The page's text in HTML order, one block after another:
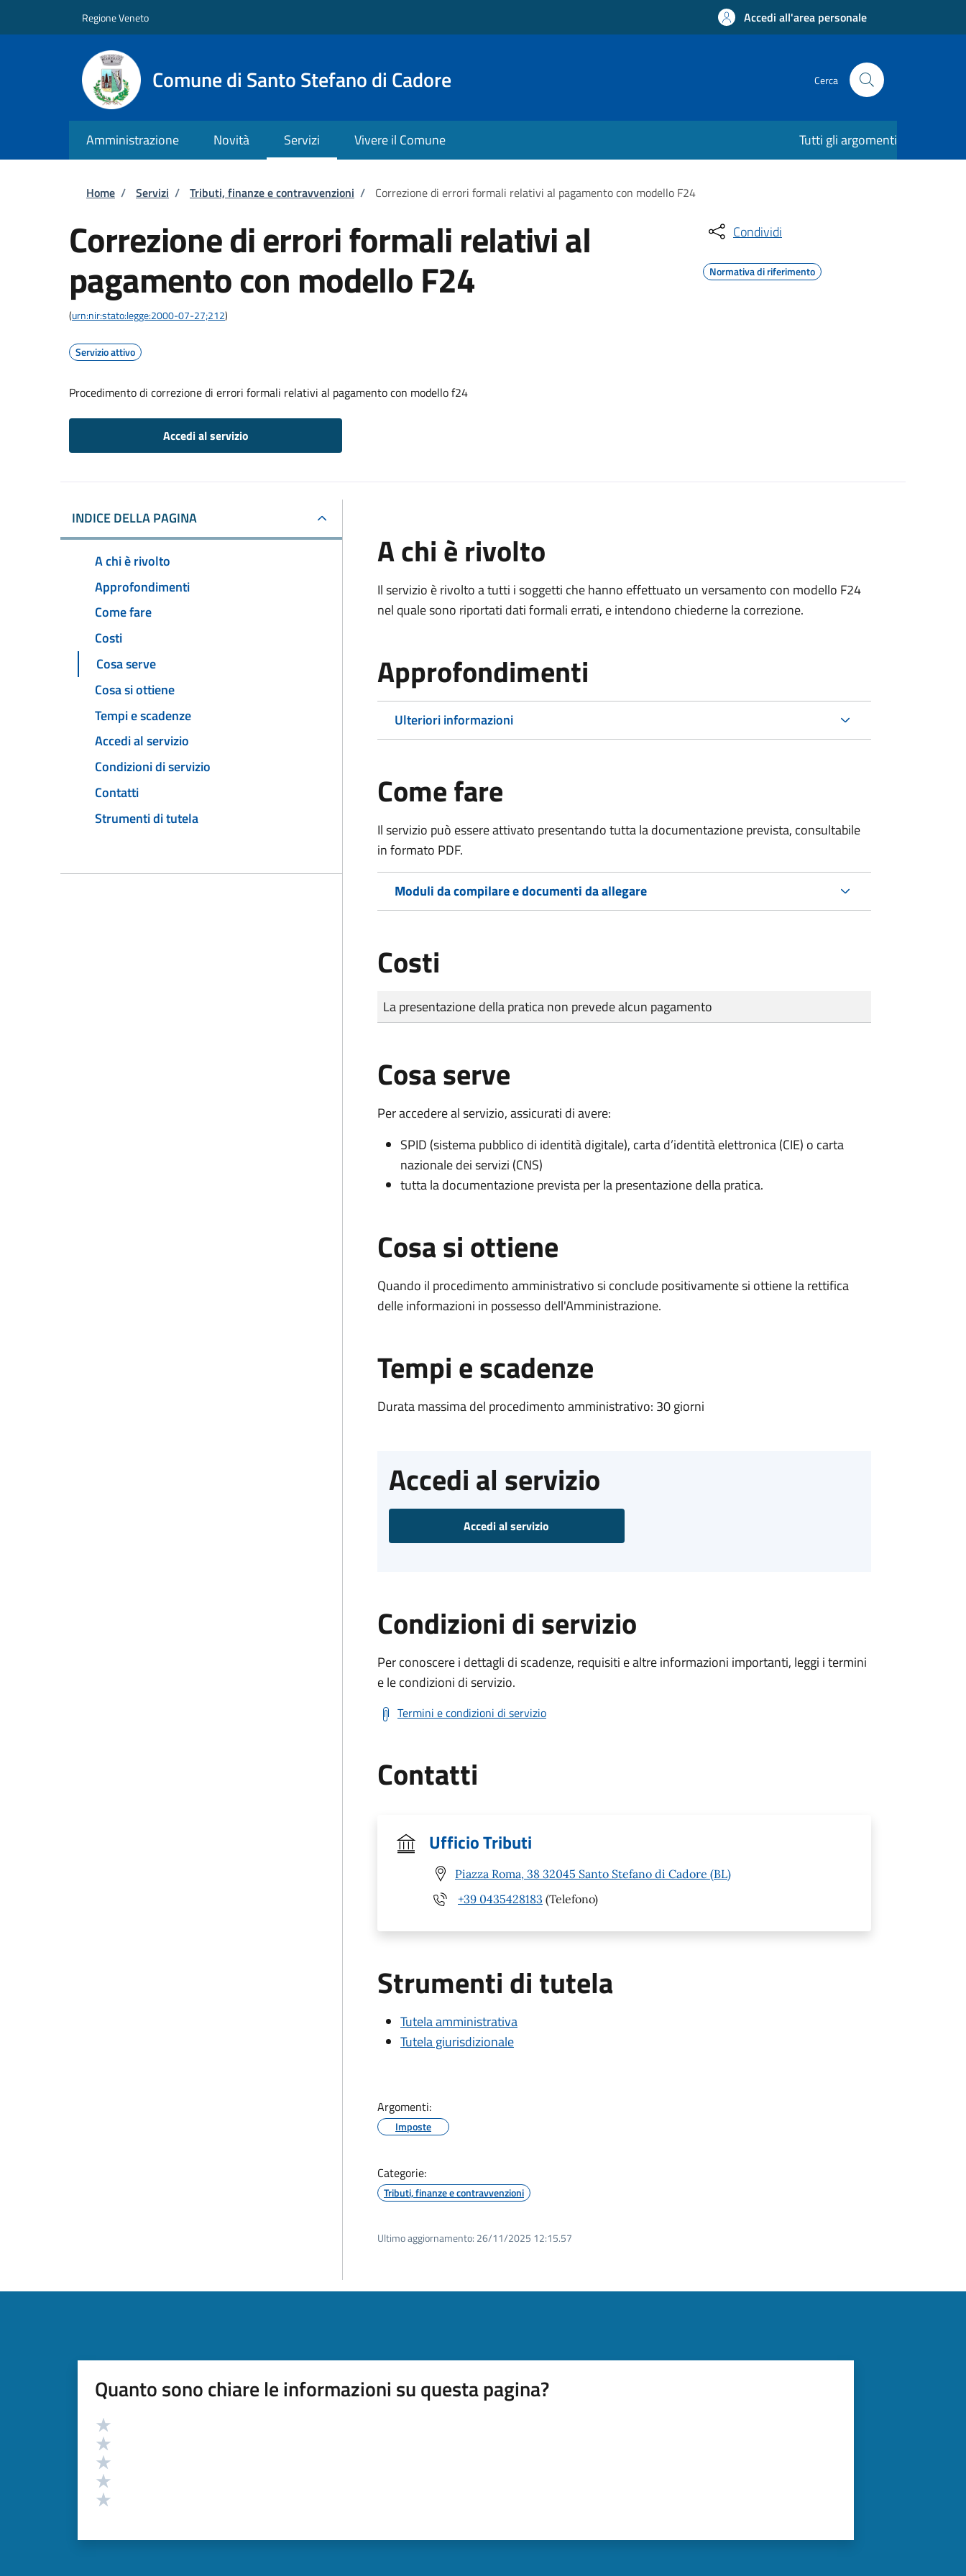
Regione Veneto Accedi all'area personale
Comune di Santo Stefano di Cadore Cerca
Amministrazione Novità Servizi Vivere il Comune Tutti gli argomenti
Briciole di pane
Home / Servizi / Tributi, finanze e contravvenzioni / Correzione di errori formali relativi al pagamento con modello F24
Correzione di errori formali relativi al
pagamento con modello F24
(urn:nir:stato:legge:2000-07-27;212)
Servizio attivo
Procedimento di correzione di errori formali relativi al pagamento con modello f24
Accedi al servizio
Condividi
Normativa di riferimento
INDICE DELLA PAGINA
A chi è rivolto
Approfondimenti
Come fare
Costi
Cosa serve
Cosa si ottiene
Tempi e scadenze
Accedi al servizio
Condizioni di servizio
Contatti
Strumenti di tutela
A chi è rivolto
Il servizio è rivolto a tutti i soggetti che hanno effettuato un versamento con modello F24
nel quale sono riportati dati formali errati, e intendono chiederne la correzione.
Approfondimenti
Ulteriori informazioni
Come fare
Il servizio può essere attivato presentando tutta la documentazione prevista, consultabile
in formato PDF.
Moduli da compilare e documenti da allegare
Costi
Tipo di pagamento
Importo
La presentazione della pratica non prevede alcun pagamento
Cosa serve
Per accedere al servizio, assicurati di avere:
SPID (sistema pubblico di identità digitale), carta d’identità elettronica (CIE) o carta
nazionale dei servizi (CNS)
tutta la documentazione prevista per la presentazione della pratica.
Cosa si ottiene
Quando il procedimento amministrativo si conclude positivamente si ottiene la rettifica
delle informazioni in possesso dell'Amministrazione.
Tempi e scadenze
Durata massima del procedimento amministrativo: 30 giorni
Accedi al servizio
Accedi al servizio
Condizioni di servizio
Per conoscere i dettagli di scadenze, requisiti e altre informazioni importanti, leggi i termini
e le condizioni di servizio.
Termini e condizioni di servizio
Contatti
Ufficio Tributi
Piazza Roma, 38 32045 Santo Stefano di Cadore (BL)
+39 0435428183 (Telefono)
Strumenti di tutela
Tutela amministrativa
Tutela giurisdizionale
Argomenti:
Imposte
Categorie:
Tributi, finanze e contravvenzioni
Ultimo aggiornamento: 26/11/2025 12:15.57
Quanto sono chiare le informazioni su questa pagina?
Valutazione